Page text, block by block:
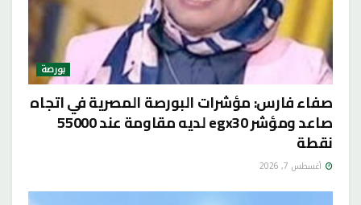
بورصة
صفاء فارس: مؤشرات البورصة المصرية في اتجاه
صاعد ومؤشر egx30 لديه مقاومة عند 55000
نقطة
أغسطس 7, 2026